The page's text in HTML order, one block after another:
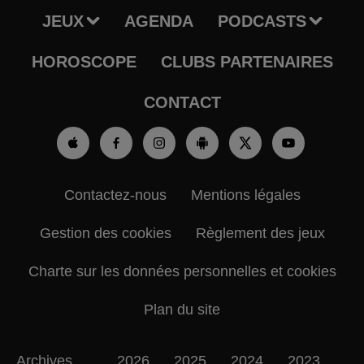
JEUX AGENDA PODCASTS
HOROSCOPE CLUBS PARTENAIRES
CONTACT
Contactez-nous Mentions légales
Gestion des cookies Règlement des jeux
Charte sur les données personnelles et cookies
Plan du site
Archives 2026 2025 2024 2023